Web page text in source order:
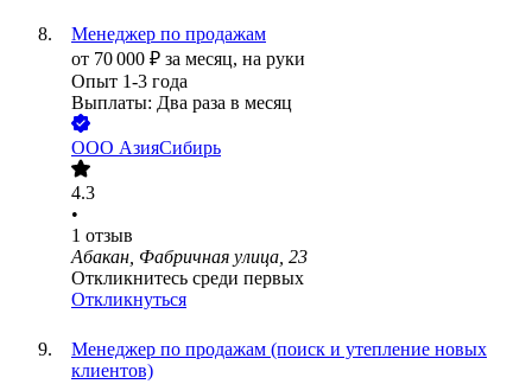
Менеджер по продажам
от 70 000 ₽ за месяц, на руки
Опыт 1-3 года
Выплаты: Два раза в месяц
ООО АзияСибирь
4.3
•
1 отзыв
Абакан, Фабричная улица, 23
Откликнитесь среди первых
Откликнуться
Менеджер по продажам (поиск и утепление новых
клиентов)